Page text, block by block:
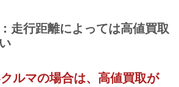
走行距離によっては高値買取
ルマの場合は、高値買取が